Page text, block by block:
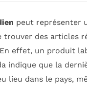
peut représenter
trouver des articles
effet, un produit
indique que la
lieu dans le pays,